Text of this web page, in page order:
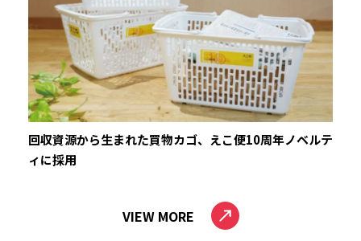
回収資源から生まれた買物カゴ、えこ便10周年ノベルテ
ィに採用
VIEW MORE